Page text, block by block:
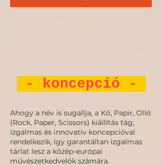
- koncepció -
Ahogy a név is sugallja, a Kő, Papír, Olló
(Rock, Paper, Scissors) kiállítás tág,
izgalmas és innovatív koncepcióval
rendelkezik, így garantáltan izgalmas
tárlat lesz a közép-európai
művészetkedvelők számára.